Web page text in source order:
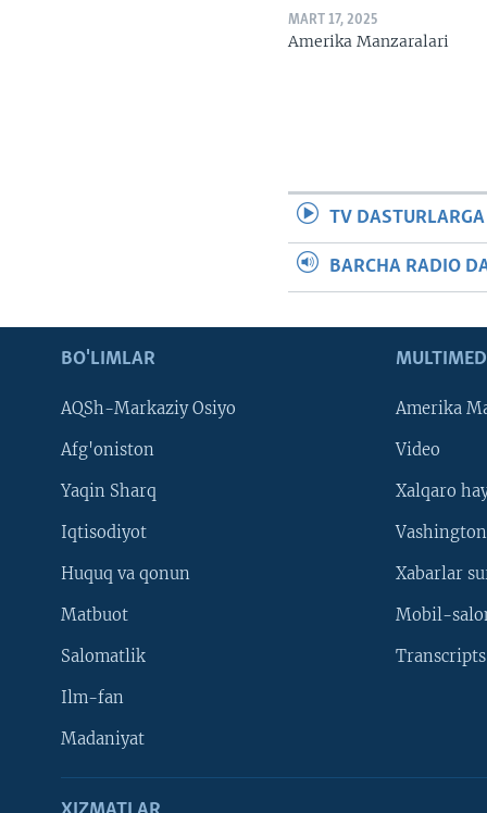
MART 17, 2025
Amerika Manzaralari
TV
BARCHA RADIO
BO'LIMLAR
AQSh-Markaziy Osiyo
Afg'oniston
Yaqin Sharq
Iqtisodiyot
Huquq va qonun
Matbuot
Salomatlik
Ilm-fan
Madaniyat
Amerika
Video
Xalqaro
Xabarlar
Mobil-
Transcripts